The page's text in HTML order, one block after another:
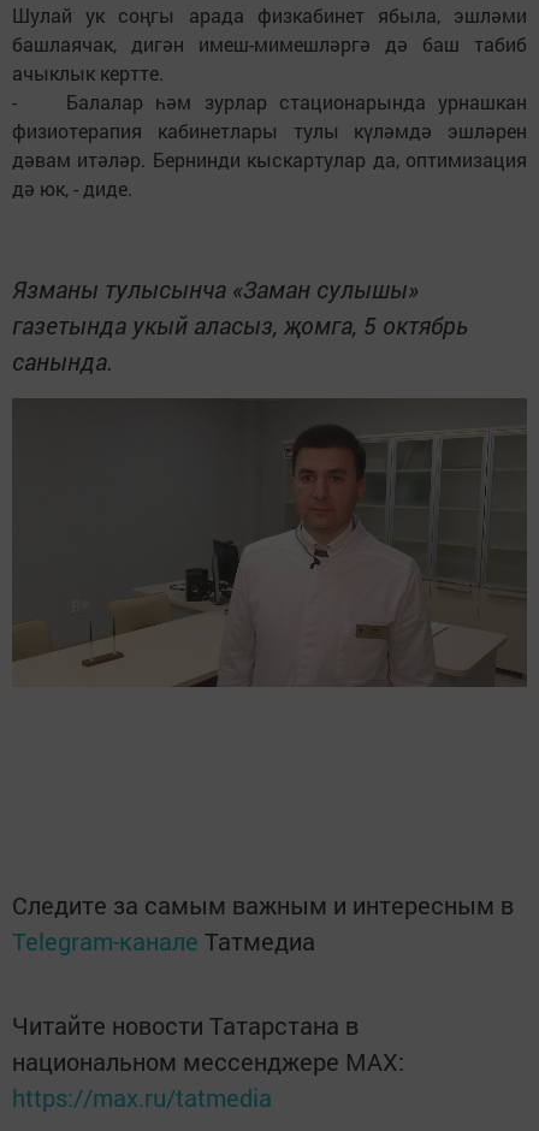
Шулай ук соңгы арада физкабинет ябыла, эшләми
башлаячак, дигән имеш-мимешләргә дә баш табиб
ачыклык кертте.
- Балалар һәм зурлар стационарында урнашкан
физиотерапия кабинетлары тулы күләмдә эшләрен
дәвам итәләр. Бернинди кыскартулар да, оптимизация
дә юк, - диде.
Язманы тулысынча «Заман сулышы»
газетында укый аласыз, җомга, 5 октябрь
санында.
Следите за самым важным и интересным в
Telegram-канале Татмедиа
Читайте новости Татарстана в
национальном мессенджере MАХ:
https://max.ru/tatmedia